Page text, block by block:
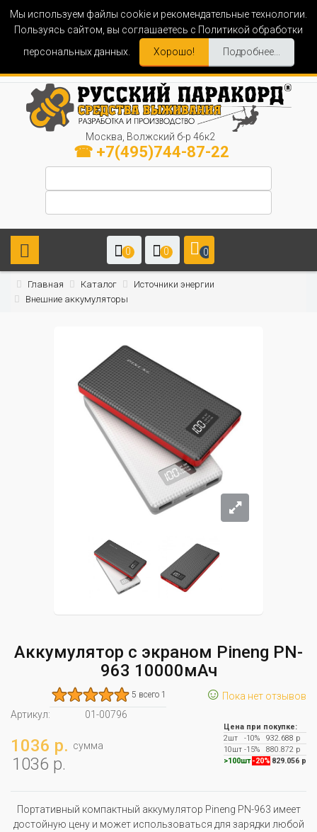
Мы используем файлы cookie и рекомендательные технологии.
Пользуясь сайтом, вы соглашаетесь с Политикой обработки
персональных данных.
Хорошо! Подробнее...
Москва, Волжский б-р 46к2
☎ +7(495)744-87-22
0 0 0
Главная Каталог
Источники энергии
Внешние аккумуляторы
Аккумулятор с экраном Pineng PN-
963 10000мАч
5 всего 1 ☺ Пока нет отзывов
Артикул:
01-00796
1036 р. сумма
1036 р.
Цена при покупке:
2шт
-10%
932.688 р
10шт -15%
880.872 р
>100шт -20% 829.056 р
Портативный компактный аккумулятор Pineng PN-963 имеет
достойную цену и может использоваться для зарядки любой